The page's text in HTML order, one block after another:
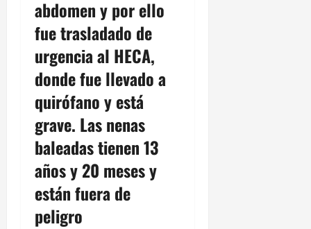
abdomen y por ello
fue trasladado de
urgencia al HECA,
donde fue llevado a
quirófano y está
grave. Las nenas
baleadas tienen 13
años y 20 meses y
están fuera de
peligro